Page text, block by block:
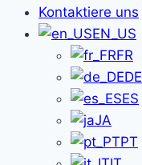
Kontaktiere uns
EN_US
FR
DE
ES
JA
PT